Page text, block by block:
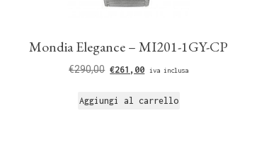
Mondia Elegance – MI201-1GY-CP
€290,00 €261,00 iva inclusa
Aggiungi al carrello